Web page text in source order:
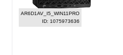
AR6D1AV_I5_WIN11PRO
ID: 1075973636